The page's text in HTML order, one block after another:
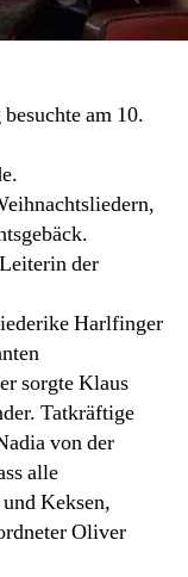
am 10.
der
Harlfinger
sorgte Klaus
Tatkräftige
von der
alle
Keksen,
Oliver